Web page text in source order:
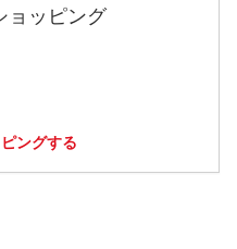
ョッピング
ングする